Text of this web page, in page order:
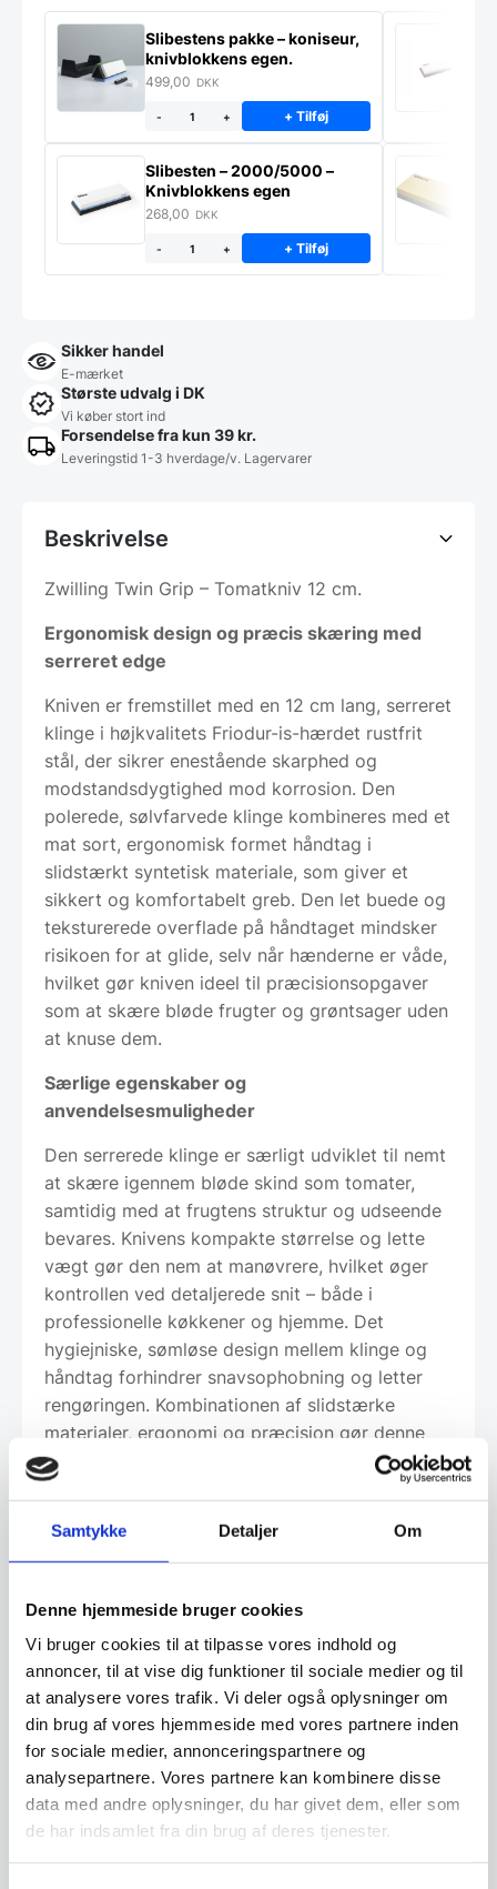
Samtykke Detaljer Om
Denne hjemmeside bruger cookies
Vi bruger cookies til at tilpasse vores indhold og
annoncer, til at vise dig funktioner til sociale medier og til
at analysere vores trafik. Vi deler også oplysninger om
din brug af vores hjemmeside med vores partnere inden
for sociale medier, annonceringspartnere og
analysepartnere. Vores partnere kan kombinere disse
data med andre oplysninger, du har givet dem, eller som
de har indsamlet fra din brug af deres tjenester.
Slibestens pakke – koniseur,
knivblokkens egen.
499,00 DKK
- + + Tilføj
Slibesten – 2000/5000 –
Knivblokkens egen
268,00 DKK
- + + Tilføj
Sikker handel
E-mærket
Største udvalg i DK
Vi køber stort ind
Forsendelse fra kun 39 kr.
Leveringstid 1-3 hverdage/v. Lagervarer
Beskrivelse
Zwilling Twin Grip – Tomatkniv 12 cm.
Ergonomisk design og præcis skæring med
serreret edge
Kniven er fremstillet med en 12 cm lang, serreret
klinge i højkvalitets Friodur-is-hærdet rustfrit
stål, der sikrer enestående skarphed og
modstandsdygtighed mod korrosion. Den
polerede, sølvfarvede klinge kombineres med et
mat sort, ergonomisk formet håndtag i
slidstærkt syntetisk materiale, som giver et
sikkert og komfortabelt greb. Den let buede og
teksturerede overflade på håndtaget mindsker
risikoen for at glide, selv når hænderne er våde,
hvilket gør kniven ideel til præcisionsopgaver
som at skære bløde frugter og grøntsager uden
at knuse dem.
Særlige egenskaber og
anvendelsesmuligheder
Den serrerede klinge er særligt udviklet til nemt
at skære igennem bløde skind som tomater,
samtidig med at frugtens struktur og udseende
bevares. Knivens kompakte størrelse og lette
vægt gør den nem at manøvrere, hvilket øger
kontrollen ved detaljerede snit – både i
professionelle køkkener og hjemme. Det
hygiejniske, sømløse design mellem klinge og
håndtag forhindrer snavsophobning og letter
rengøringen. Kombinationen af slidstærke
materialer, ergonomi og præcision gør denne
kniv til et uundværligt værktøj til forberedelse,
pynt og præcis udskæring af bløde råvarer.
Har du spørgsmål til varen? Klik her
Vi prismatcher - Klik her
Relaterede varer